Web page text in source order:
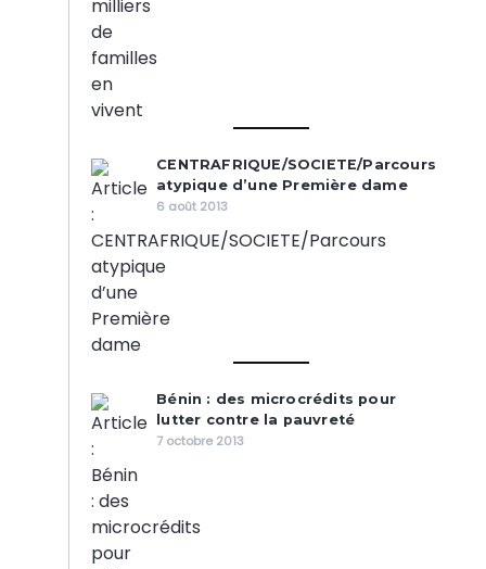
CENTRAFRIQUE/SOCIETE/Parcours
atypique d’une Première dame
6 août 2013
Bénin : des microcrédits pour
lutter contre la pauvreté
7 octobre 2013